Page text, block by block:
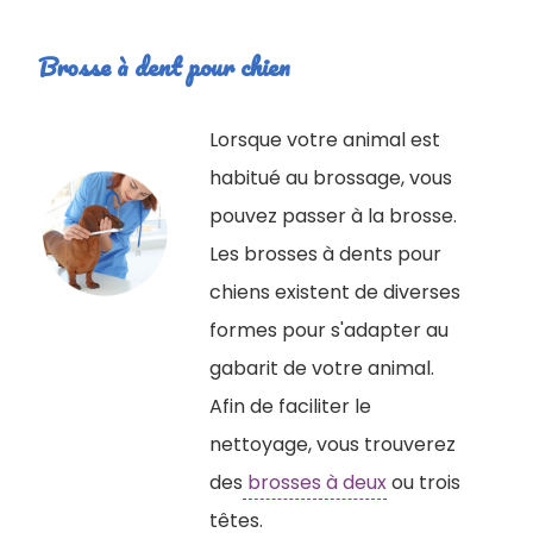
Brosse à dent pour chien
Lorsque votre animal est
habitué au brossage, vous
pouvez passer à la brosse.
Les brosses à dents pour
chiens existent de diverses
formes pour s'adapter au
gabarit de votre animal.
Afin de faciliter le
nettoyage, vous trouverez
des brosses à deuxou trois
têtes.